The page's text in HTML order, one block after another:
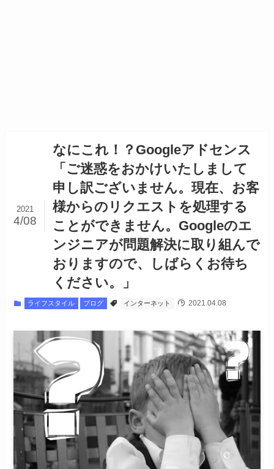
なにこれ！？Googleアドセンス
「ご迷惑をおかけいたしまして
申し訳ございません。現在、お客
様からのリクエストを処理する
ことができません。Googleのエ
ンジニアが問題解決に取り組んで
おりますので、しばらくお待ち
ください。」
2021
4/08
ライフスタイル ブログ インターネット 2021.04.08